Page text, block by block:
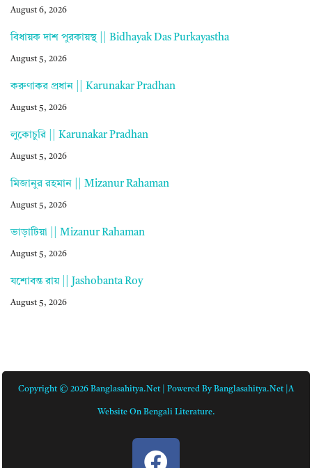
August 6, 2026
বিধায়ক দাশ পুরকায়স্থ || Bidhayak Das Purkayastha
August 5, 2026
করুণাকর প্রধান || Karunakar Pradhan
August 5, 2026
লুকোচুরি || Karunakar Pradhan
August 5, 2026
মিজানুর রহমান || Mizanur Rahaman
August 5, 2026
ভাড়াটিয়া || Mizanur Rahaman
August 5, 2026
যশোবন্ত রায় || Jashobanta Roy
August 5, 2026
Copyright © 2026 Banglasahitya.net | Powered By Banglasahitya.net |A
Website On Bengali Literature.